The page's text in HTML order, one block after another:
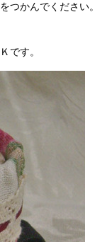
つかんでください。
です。